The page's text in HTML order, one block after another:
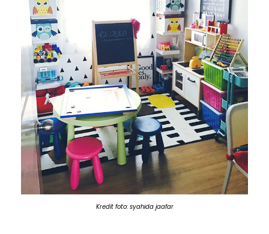
Kredit foto: syahida jaafar